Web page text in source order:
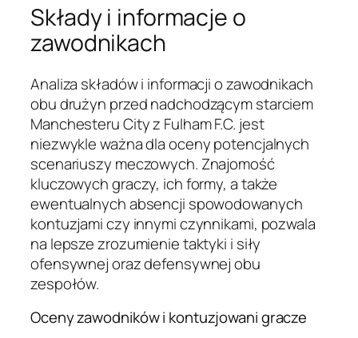
Składy i informacje o
zawodnikach
Analiza składów i informacji o zawodnikach
obu drużyn przed nadchodzącym starciem
Manchesteru City z Fulham F.C. jest
niezwykle ważna dla oceny potencjalnych
scenariuszy meczowych. Znajomość
kluczowych graczy, ich formy, a także
ewentualnych absencji spowodowanych
kontuzjami czy innymi czynnikami, pozwala
na lepsze zrozumienie taktyki i siły
ofensywnej oraz defensywnej obu
zespołów.
Oceny zawodników i kontuzjowani gracze